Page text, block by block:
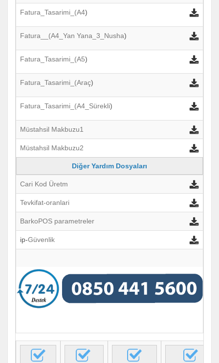
Fatura_Tasarimi_(A4)
Fatura__(A4_Yan Yana_3_Nusha)
Fatura_Tasarimi_(A5)
Fatura_Tasarimi_(Araç)
Fatura_Tasarimi_(A4_Sürekli)
Müstahsil Makbuzu1
Müstahsil Makbuzu2
Diğer Yardım Dosyaları
Cari Kod Üretm
Tevkifat-oranlari
BarkoPOS parametreler
ip-Güvenlik